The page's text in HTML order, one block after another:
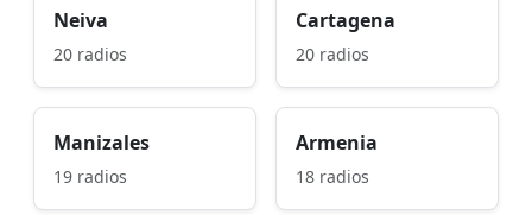
Neiva
20 radios
Cartagena
20 radios
Manizales
19 radios
Armenia
18 radios